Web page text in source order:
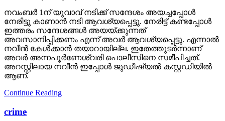
നവംബർ 1ന് യുവാവ് നടിക്ക് സന്ദേശം അയച്ചപ്പോൾ
നേരിട്ടു കാണാൻ നടി ആവശ്യപ്പെട്ടു. നേരിട്ട് കണ്ടപ്പോൾ
ഇത്തരം സന്ദേശങ്ങൾ അയയ്ക്കുന്നത്
അവസാനിപ്പിക്കണം എന്ന് അവർ ആവശ്യപ്പെട്ടു. എന്നാൽ
നവീൻ കേൾക്കാൻ തയാറായില്ല. ഇതേത്തുടർന്നാണ്
അവർ അന്നപൂർണേശ്വരി പൊലീസിനെ സമീപിച്ചത്.
അറസ്റ്റിലായ നവീൻ ഇപ്പോൾ ജുഡീഷ്യൽ കസ്റ്റഡിയിൽ
ആണ്.
Continue Reading
crime